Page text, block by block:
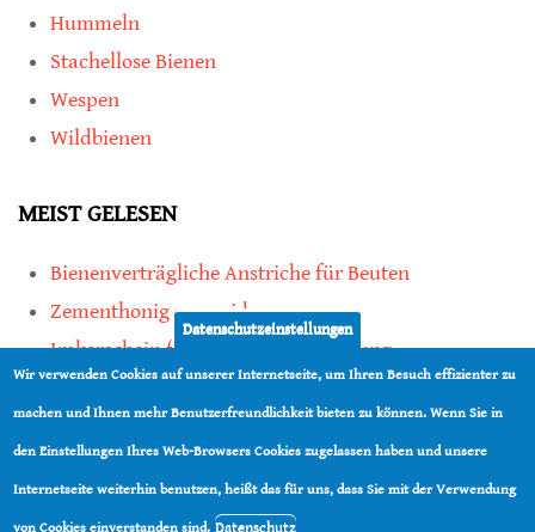
Hummeln
Stachellose Bienen
Wespen
Wildbienen
MEIST GELESEN
Bienenverträgliche Anstriche für Beuten
Zementhonig vermeiden
Imkerschein für Honigbienen-Haltung
Kauf von Mittelwänden ist Vertrauenssache
teilen
Datenschutzeinstellungen
Wir verwenden Cookies auf unserer Internetseite, um Ihren Besuch effizienter zu
machen und Ihnen mehr Benutzerfreundlichkeit bieten zu können. Wenn Sie in
den Einstellungen Ihres Web-Browsers Cookies zugelassen haben und unsere
Internetseite weiterhin benutzen, heißt das für uns, dass Sie mit der Verwendung
von Cookies einverstanden sind. Datenschutz